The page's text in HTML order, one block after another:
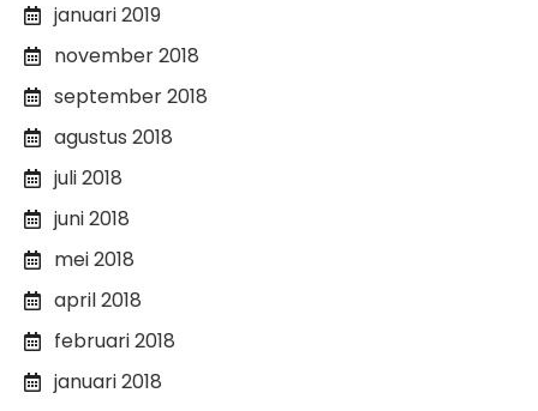
januari 2019
november 2018
september 2018
agustus 2018
juli 2018
juni 2018
mei 2018
april 2018
februari 2018
januari 2018